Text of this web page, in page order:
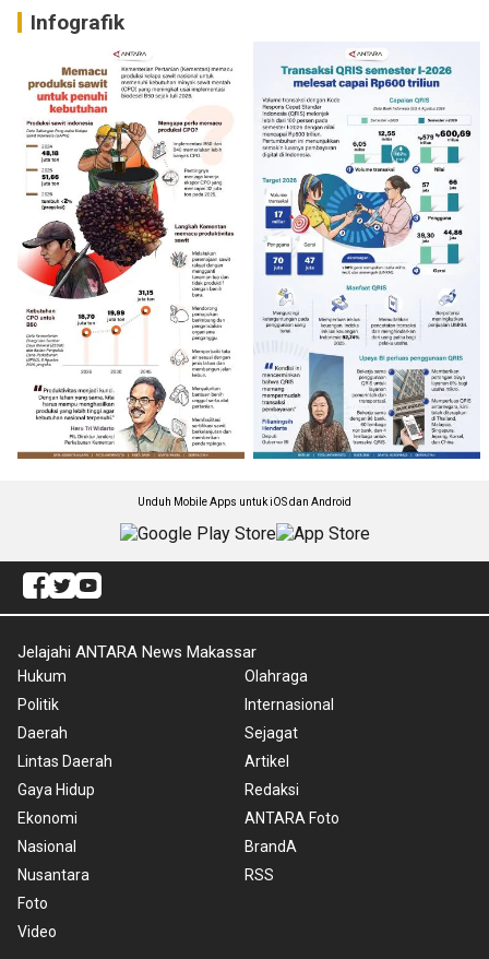
Infografik
Unduh Mobile Apps untuk iOS dan Android
Jelajahi ANTARA News Makassar
Hukum
Politik
Daerah
Lintas Daerah
Gaya Hidup
Ekonomi
Nasional
Nusantara
Foto
Video
Olahraga
Internasional
Sejagat
Artikel
Redaksi
ANTARA Foto
BrandA
RSS